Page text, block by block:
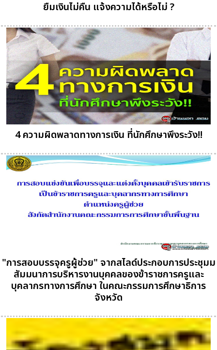
ยืมเงินไม่คืน แจ้งความได้หรือไม่ ?
4 ความผิดพลาดทางการเงิน ที่นักศึกษาพึงระวัง!!
"การสอบบรรจุครูผู้ช่วย" จากสไลด์ประกอบการประชุมม
สัมมนาการบริหารงานบุคคลของข้าราชการครูและ
บุคลากรทางการศึกษา ในคณะกรรมการศึกษาธิการ
จังหวัด